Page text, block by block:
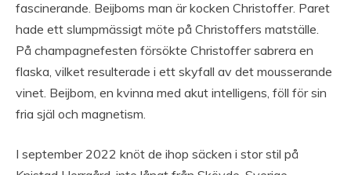
fascinerande. Beijboms man är kocken Christoffer. Paret
hade ett slumpmässigt möte på Christoffers matställe.
På champagnefesten försökte Christoffer sabrera en
flaska, vilket resulterade i ett skyfall av det mousserande
vinet. Beijbom, en kvinna med akut intelligens, föll för sin
fria själ och magnetism.
I september 2022 knöt de ihop säcken i stor stil på